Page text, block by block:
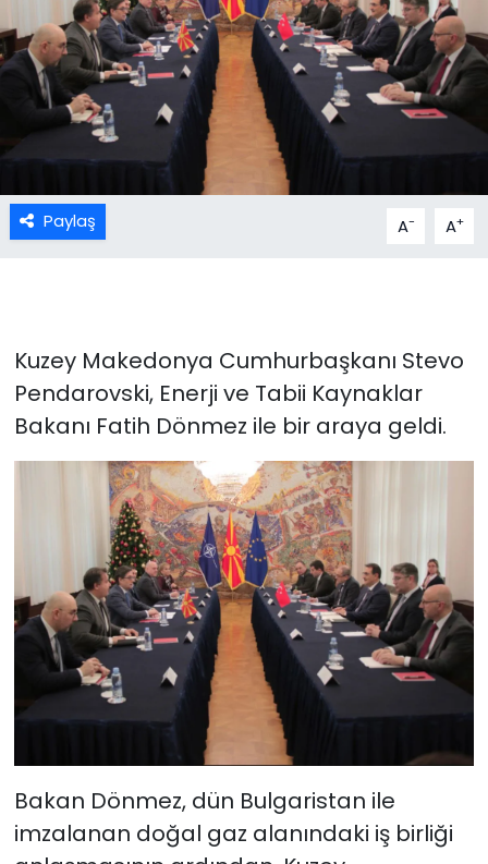
Paylaş A- A+
Kuzey Makedonya Cumhurbaşkanı Stevo
Pendarovski, Enerji ve Tabii Kaynaklar
Bakanı Fatih Dönmez ile bir araya geldi.
Bakan Dönmez, dün Bulgaristan ile
imzalanan doğal gaz alanındaki iş birliği